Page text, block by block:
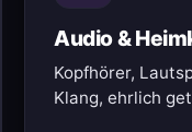
Audio &
Kopfhörer,
Klang, ehrlich